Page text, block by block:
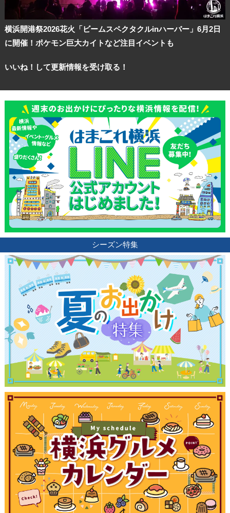
横浜開港祭2026花火「ビームスペクタクルinハーバー」6月2日
に開催！ポケモン巨大カイトなど注目イベントも
いいね！して更新情報を受け取る！
シーズン特集
観光ガイド
ランキング
ブログ記事
サイトについて